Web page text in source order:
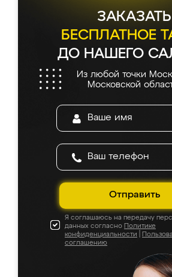
ЗАКАЗАТЬ
БЕСПЛАТНОЕ
ДО НАШЕГО
Из любой точки
Московской
Отправить
Я соглашаюсь на передачу
данных согласно Политике
конфиденциальности
соглашению